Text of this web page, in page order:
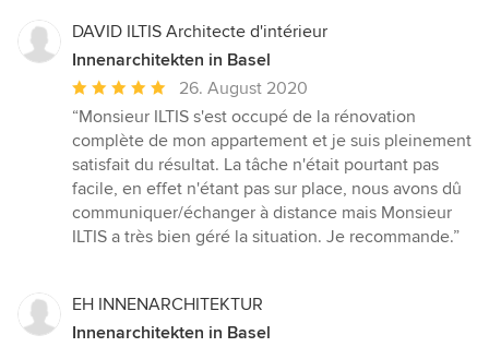
DAVID ILTIS Architecte d'intérieur
Innenarchitekten in Basel
Durchschnittliche
Bewertung:
5
von
5
Sternen
26. August 2020
“Monsieur ILTIS s'est occupé de la rénovation
complète de mon appartement et je suis pleinement
satisfait du résultat. La tâche n'était pourtant pas
facile, en effet n'étant pas sur place, nous avons dû
communiquer/échanger à distance mais Monsieur
ILTIS a très bien géré la situation. Je recommande.”
EH INNENARCHITEKTUR
Innenarchitekten in Basel